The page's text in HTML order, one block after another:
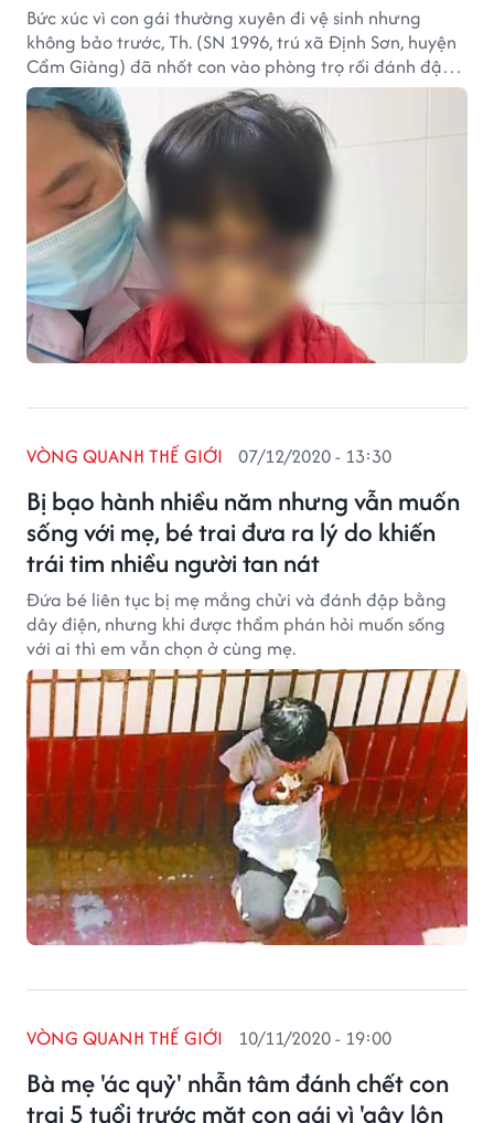
Bức xúc vì con gái thường xuyên đi vệ sinh nhưng
không bảo trước, Th. (SN 1996, trú xã Định Sơn, huyện
Cẩm Giàng) đã nhốt con vào phòng trọ rồi đánh đập
dã man.
Bị bạo hành nhiều năm nhưng vẫn muốn
sống với mẹ, bé trai đưa ra lý do khiến
trái tim nhiều người tan nát
VÒNG QUANH THẾ GIỚI 07/12/2020 - 13:30
Đứa bé liên tục bị mẹ mắng chửi và đánh đập bằng
dây điện, nhưng khi được thẩm phán hỏi muốn sống
với ai thì em vẫn chọn ở cùng mẹ.
Bà mẹ 'ác quỷ' nhẫn tâm đánh chết con
trai 5 tuổi trước mặt con gái vì 'gây lộn
VÒNG QUANH THẾ GIỚI 10/11/2020 - 19:00